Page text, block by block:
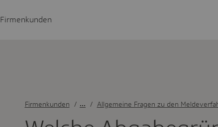
Firmenkunden
Firmenkunden / Allgemeine Fragen zu den